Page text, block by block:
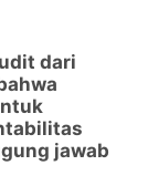
dari
jawab